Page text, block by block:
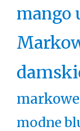
mango
modne